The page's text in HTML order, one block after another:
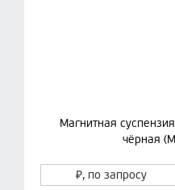
Магнитная
чёрная
₽, по запросу